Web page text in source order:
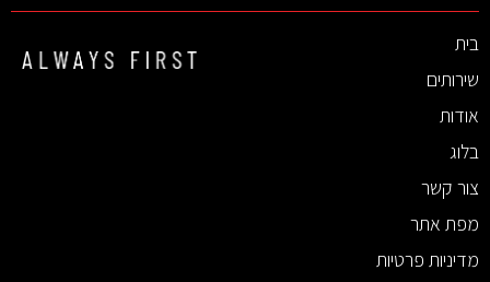
בית
שירותים
אודות
בלוג
צור קשר
מפת אתר
מדיניות פרטיות